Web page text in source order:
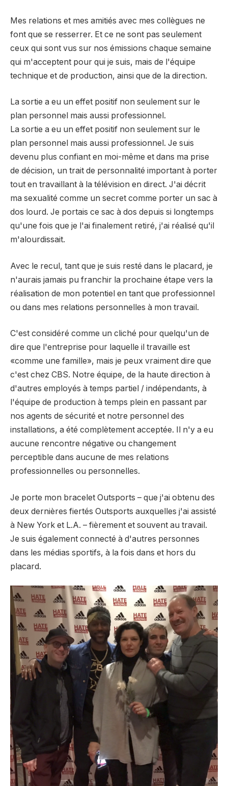
Mes relations et mes amitiés avec mes collègues ne
font que se resserrer. Et ce ne sont pas seulement
ceux qui sont vus sur nos émissions chaque semaine
qui m'acceptent pour qui je suis, mais de l'équipe
technique et de production, ainsi que de la direction.
La sortie a eu un effet positif non seulement sur le
plan personnel mais aussi professionnel.
La sortie a eu un effet positif non seulement sur le
plan personnel mais aussi professionnel. Je suis
devenu plus confiant en moi-même et dans ma prise
de décision, un trait de personnalité important à porter
tout en travaillant à la télévision en direct. J'ai décrit
ma sexualité comme un secret comme porter un sac à
dos lourd. Je portais ce sac à dos depuis si longtemps
qu'une fois que je l'ai finalement retiré, j'ai réalisé qu'il
m'alourdissait.
Avec le recul, tant que je suis resté dans le placard, je
n'aurais jamais pu franchir la prochaine étape vers la
réalisation de mon potentiel en tant que professionnel
ou dans mes relations personnelles à mon travail.
C'est considéré comme un cliché pour quelqu'un de
dire que l'entreprise pour laquelle il travaille est
«comme une famille», mais je peux vraiment dire que
c'est chez CBS. Notre équipe, de la haute direction à
d'autres employés à temps partiel / indépendants, à
l'équipe de production à temps plein en passant par
nos agents de sécurité et notre personnel des
installations, a été complètement acceptée. Il n'y a eu
aucune rencontre négative ou changement
perceptible dans aucune de mes relations
professionnelles ou personnelles.
Je porte mon bracelet Outsports – que j'ai obtenu des
deux dernières fiertés Outsports auxquelles j'ai assisté
à New York et L.A. – fièrement et souvent au travail.
Je suis également connecté à d'autres personnes
dans les médias sportifs, à la fois dans et hors du
placard.